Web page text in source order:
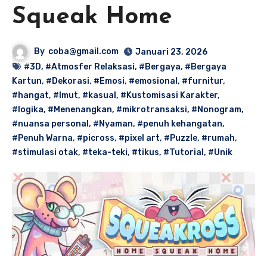
Squeak Home
By coba@gmail.com
Januari 23, 2026
#3D, #Atmosfer Relaksasi, #Bergaya, #Bergaya
Kartun, #Dekorasi, #Emosi, #emosional , #furnitur,
#hangat, #Imut, #kasual , #Kustomisasi Karakter,
#logika, #Menenangkan, #mikrotransaksi, #Nonogram,
#nuansa personal , #Nyaman, #penuh kehangatan,
#Penuh Warna, #picross, #pixel art, #Puzzle, #rumah,
#stimulasi otak, #teka-teki, #tikus, #Tutorial , #Unik